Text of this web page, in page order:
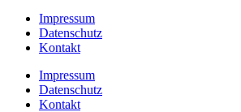
Impressum
Datenschutz
Kontakt
Impressum
Datenschutz
Kontakt